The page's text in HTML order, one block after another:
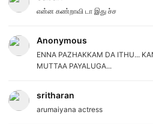
என்ன கண்றாவி டா இது ச்ச
Anonymous
ENNA PAZHAKKAM DA ITHU...
MUTTAA PAYALUGA...
sritharan
arumaiyana actress